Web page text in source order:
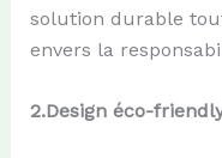
solution durable
envers la
2.Design éco-f